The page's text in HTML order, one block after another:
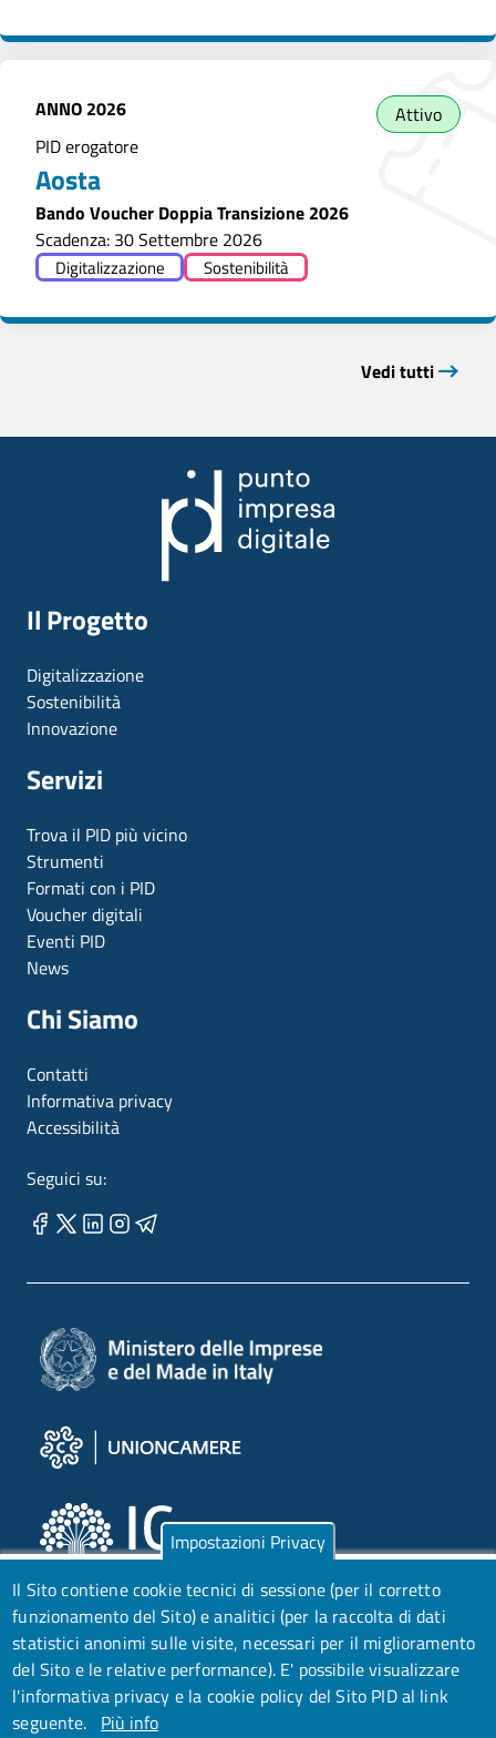
ANNO 2026
Attivo
PID erogatore
Aosta
Bando Voucher Doppia Transizione 2026
Scadenza: 30 Settembre 2026
Digitalizzazione Sostenibilità
Vedi tutti
Il Progetto
Digitalizzazione
Sostenibilità
Innovazione
Servizi
Trova il PID più vicino
Strumenti
Formati con i PID
Voucher digitali
Eventi PID
News
Chi Siamo
Contatti
Informativa privacy
Accessibilità
Seguici su:
Impostazioni Privacy
Il Sito contiene cookie tecnici di sessione (per il corretto
funzionamento del Sito) e analitici (per la raccolta di dati
statistici anonimi sulle visite, necessari per il miglioramento
del Sito e le relative performance). E' possibile visualizzare
l'informativa privacy e la cookie policy del Sito PID al link
seguente. Più info